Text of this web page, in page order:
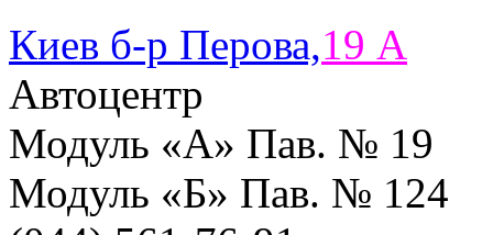
Киев б-р Перова,19 A
Автоцентр
Модуль «А» Пав. № 19
Модуль «Б» Пав. № 124